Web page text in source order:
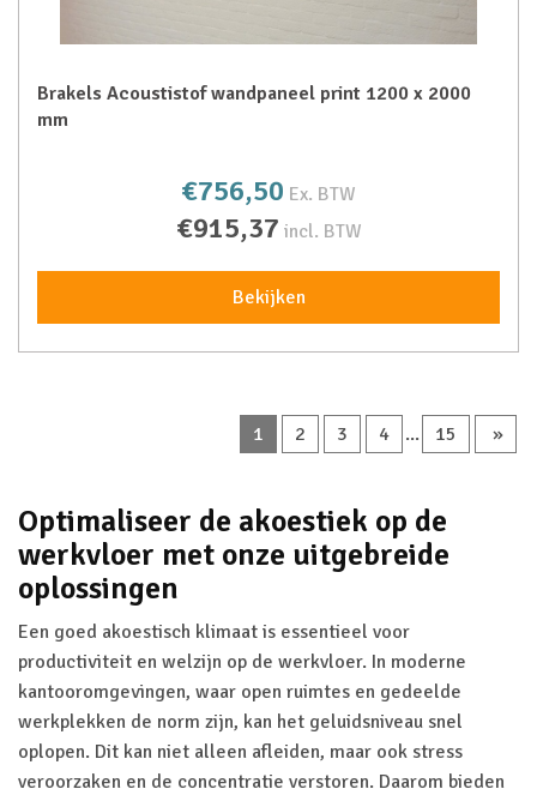
Brakels Acoustistof wandpaneel print 1200 x 2000
mm
€756,50 Ex. BTW
€915,37 incl. BTW
Bekijken
1 2 3 4 ... 15 »
Optimaliseer de akoestiek op de
werkvloer met onze uitgebreide
oplossingen
Een goed akoestisch klimaat is essentieel voor
productiviteit en welzijn op de werkvloer. In moderne
kantooromgevingen, waar open ruimtes en gedeelde
werkplekken de norm zijn, kan het geluidsniveau snel
oplopen. Dit kan niet alleen afleiden, maar ook stress
veroorzaken en de concentratie verstoren. Daarom bieden